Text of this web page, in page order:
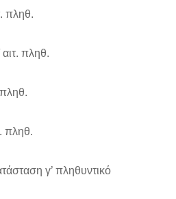
πληθ.
πληθ.
πληθ.
γ’ πληθυντικό